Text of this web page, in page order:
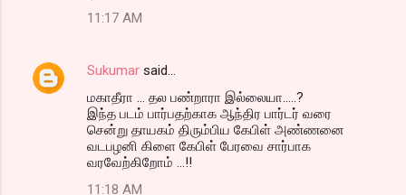
11:17 AM
Sukumar said…
மகாதீரா ... தல பண்றாரா இல்லையா.....?
இந்த படம் பார்பதற்காக ஆந்திர பார்டர் வரை
சென்று தாயகம் திரும்பிய கேபிள் அண்ணனை
வடபழனி கிளை கேபிள் பேரவை சார்பாக
வரவேற்கிறோம் ...!!
11:18 AM